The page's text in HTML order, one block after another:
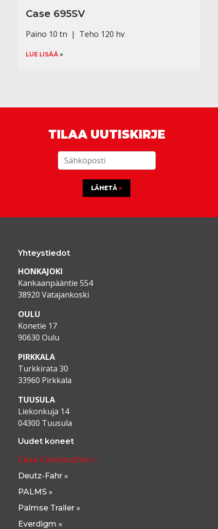
Case 695SV
Paino 10 tn | Teho 120 hv
LUE LISÄÄ
TILAA UUTISKIRJE
LÄHETÄ
Yhteystiedot
HONKAJOKI
Kankaanpääntie 554
38920 Vatajankoski
OULU
Konetie 17
90630 Oulu
PIRKKALA
Turkkirata 30
33960 Pirkkala
TUUSULA
Liekonkuja 14
04300 Tuusula
Uudet koneet
Case Construction »
Deutz-Fahr »
PALMS »
Palmse Trailer »
Everdigm »